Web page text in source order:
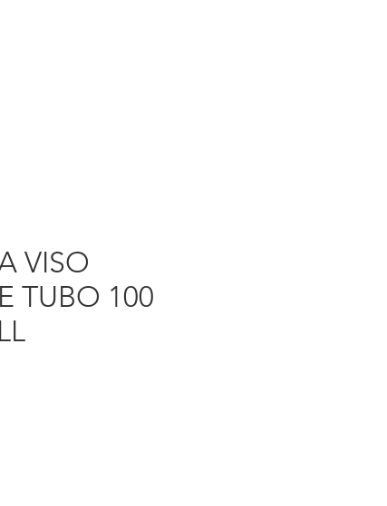
VISO
TUBO 100